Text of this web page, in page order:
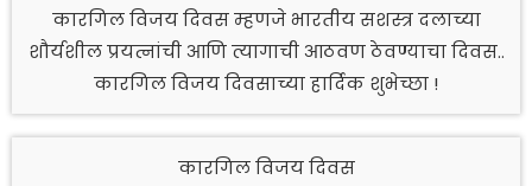
कारगिल विजय दिवस म्हणजे भारतीय सशस्त्र दलाच्या
शौर्यशील प्रयत्नांची आणि त्यागाची आठवण ठेवण्याचा दिवस..
कारगिल विजय दिवसाच्या हार्दिक शुभेच्छा !
कारगिल विजय दिवस